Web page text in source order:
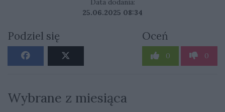
Data dodania:
25.06.2025 08:34
Podziel się Oceń
0 0
Wybrane z miesiąca